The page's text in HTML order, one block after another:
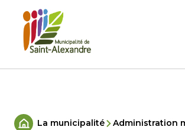
contenu
Accueil La municipalité
Administration